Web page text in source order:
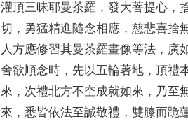
灌頂三昧耶曼茶羅 ，發大菩提心 ，
切 ， 勇猛精進隨念相應 ，慈悲喜捨
人方應修習其曼茶羅畫像等法 ， 廣
舍欲順念時 ， 先以五輪著地 ，頂禮
來 ， 次禮北方不空成就如來 ， 乃至
來 ，悉皆依法至誠敬禮 ，雙膝而跪